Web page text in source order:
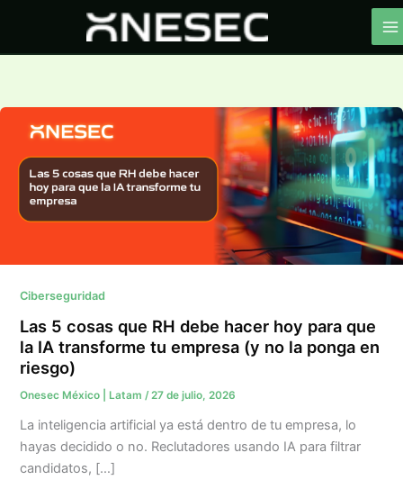
contenido
Ciberseguridad
Las 5 cosas que RH debe hacer hoy para que
la IA transforme tu empresa (y no la ponga en
riesgo)
Onesec México | Latam /27 de julio, 2026
La inteligencia artificial ya está dentro de tu empresa, lo
hayas decidido o no. Reclutadores usando IA para filtrar
candidatos, […]